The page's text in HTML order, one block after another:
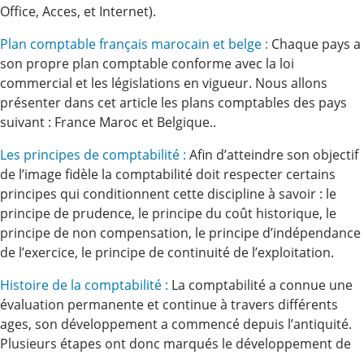
Office, Acces, et Internet).
Plan comptable français marocain et belge : Chaque pays a
son propre plan comptable conforme avec la loi
commercial et les législations en vigueur. Nous allons
présenter dans cet article les plans comptables des pays
suivant : France Maroc et Belgique..
Les principes de comptabilité : Afin d’atteindre son objectif
de l’image fidèle la comptabilité doit respecter certains
principes qui conditionnent cette discipline à savoir : le
principe de prudence, le principe du coût historique, le
principe de non compensation, le principe d’indépendance
de l’exercice, le principe de continuité de l’exploitation.
Histoire de la comptabilité : La comptabilité a connue une
évaluation permanente et continue à travers différents
ages, son développement a commencé depuis l’antiquité.
Plusieurs étapes ont donc marqués le développement de